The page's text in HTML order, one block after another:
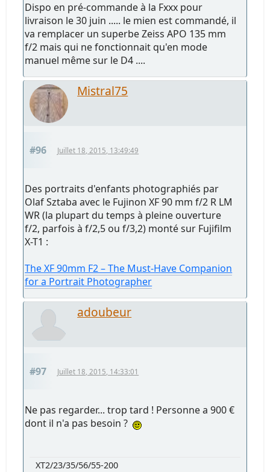
Dispo en pré-commande à la Fxxx pour
livraison le 30 juin ..... le mien est commandé, il
va remplacer un superbe Zeiss APO 135 mm
f/2 mais qui ne fonctionnait qu'en mode
manuel même sur le D4 ....
Mistral75
#96 Juillet 18, 2015, 13:49:49
Des portraits d'enfants photographiés par
Olaf Sztaba avec le Fujinon XF 90 mm f/2 R LM
WR (la plupart du temps à pleine ouverture
f/2, parfois à f/2,5 ou f/3,2) monté sur Fujifilm
X-T1 :
The XF 90mm F2 – The Must-Have Companion
for a Portrait Photographer
adoubeur
#97 Juillet 18, 2015, 14:33:01
Ne pas regarder... trop tard ! Personne a 900 €
dont il n'a pas besoin ?
XT2/23/35/56/55-200